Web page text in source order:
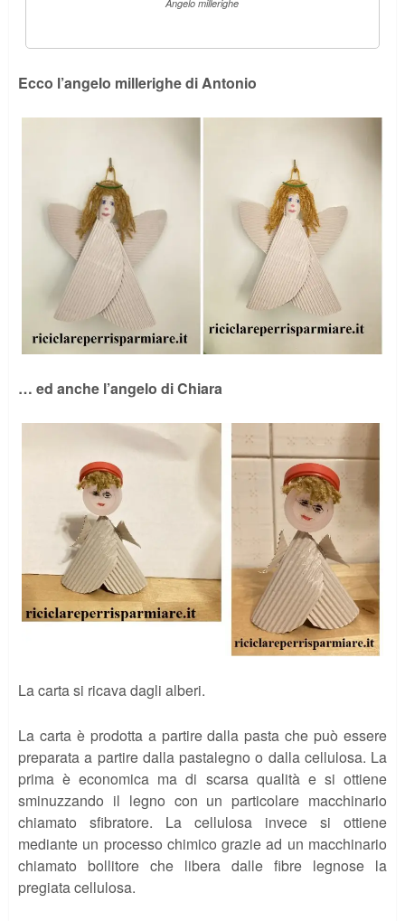
Angelo millerighe
Ecco l’angelo millerighe di Antonio
… ed anche l’angelo di Chiara
La carta si ricava dagli alberi.
La carta è prodotta a partire dalla pasta che può essere
preparata a partire dalla pastalegno o dalla cellulosa. La
prima è economica ma di scarsa qualità e si ottiene
sminuzzando il legno con un particolare macchinario
chiamato sfibratore. La cellulosa invece si ottiene
mediante un processo chimico grazie ad un macchinario
chiamato bollitore che libera dalle fibre legnose la
pregiata cellulosa.